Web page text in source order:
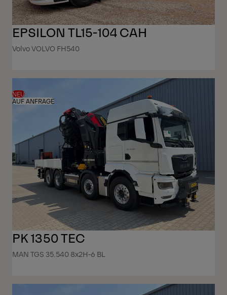
EPSILON TL15-104 CAH
Volvo VOLVO FH540
NEU
AUF ANFRAGE
PK 1350 TEC
MAN TGS 35.540 8x2H-6 BL